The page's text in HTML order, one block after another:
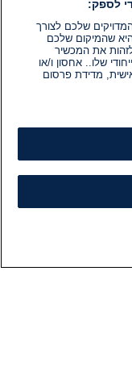
לספק:
שלכם לצורך
שהמיקום שלכם
את המכשיר
שלו.. אחסון ו/או
מדידת פרסום